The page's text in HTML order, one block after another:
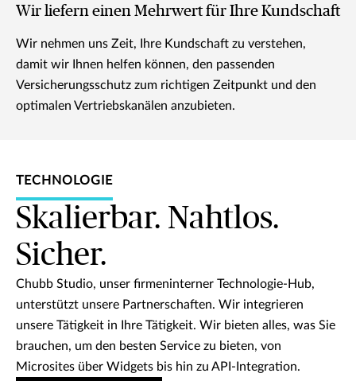
Wir liefern einen Mehrwert für Ihre Kundschaft
Wir nehmen uns Zeit, Ihre Kundschaft zu verstehen,
damit wir Ihnen helfen können, den passenden
Versicherungsschutz zum richtigen Zeitpunkt und den
optimalen Vertriebskanälen anzubieten.
TECHNOLOGIE
Skalierbar. Nahtlos.
Sicher.
Chubb Studio, unser firmeninterner Technologie-Hub,
unterstützt unsere Partnerschaften. Wir integrieren
unsere Tätigkeit in Ihre Tätigkeit. Wir bieten alles, was Sie
brauchen, um den besten Service zu bieten, von
Microsites über Widgets bis hin zu API-Integration.